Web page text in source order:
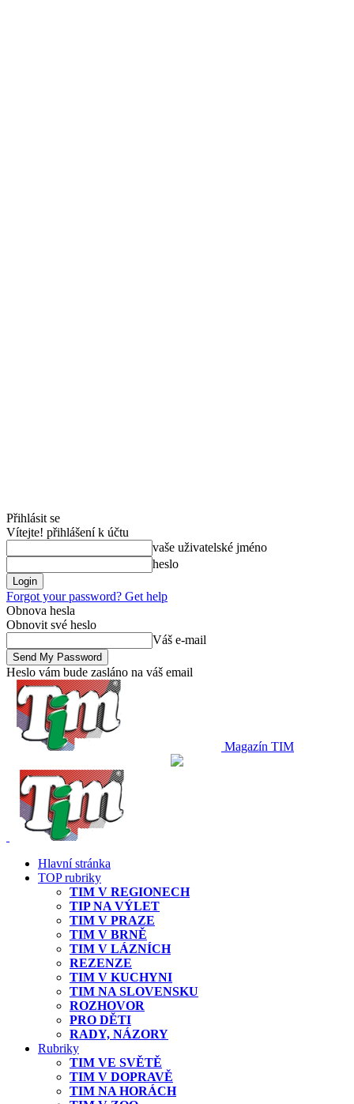
Přihlásit se
Vítejte! přihlášení k účtu
vaše uživatelské jméno
heslo
Forgot your password? Get help
Obnova hesla
Obnovit své heslo
Váš e-mail
Heslo vám bude zasláno na váš email
Magazín TIM
Hlavní stránka
TOP rubriky
TIM V REGIONECH
TIP NA VÝLET
TIM V PRAZE
TIM V BRNĚ
TIM V LÁZNÍCH
REZENZE
TIM V KUCHYNI
TIM NA SLOVENSKU
ROZHOVOR
PRO DĚTI
RADY, NÁZORY
Rubriky
TIM VE SVĚTĚ
TIM V DOPRAVĚ
TIM NA HORÁCH